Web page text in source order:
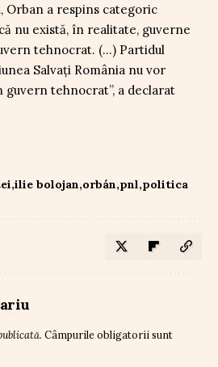
Orban a respins categoric
nu există, în realitate, guverne
tehnocrat. (…) Partidul
Salvați România nu vor
guvern tehnocrat”, a declarat
ilie bolojan orbán pnl politica
Câmpurile obligatorii sunt